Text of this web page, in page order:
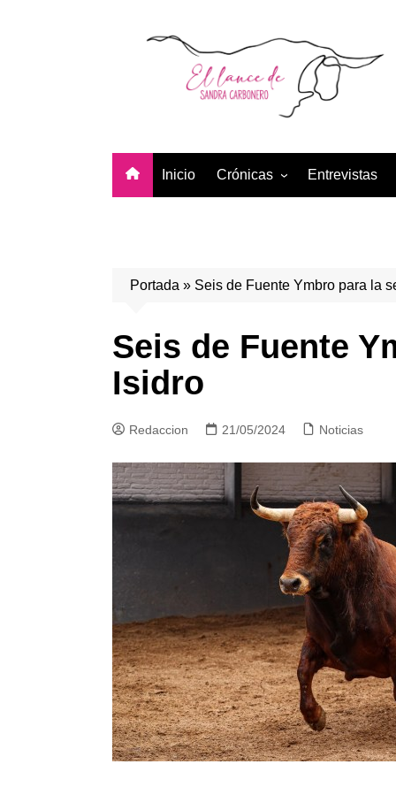
Inicio Crónicas
Temporada 2021
Entrevistas
Portada » Seis de Fuente Ymbro para la
Seis de Fuente
Isidro
Redaccion 21/05/2024 Noticias